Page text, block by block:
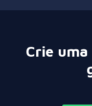
Crie